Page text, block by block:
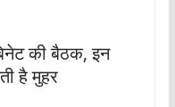
की बैठक, इन
है मुहर